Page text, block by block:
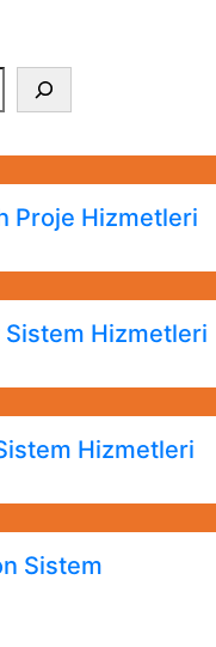
Proje Hizmetleri
Hizmetleri
Hizmetleri
Sistem